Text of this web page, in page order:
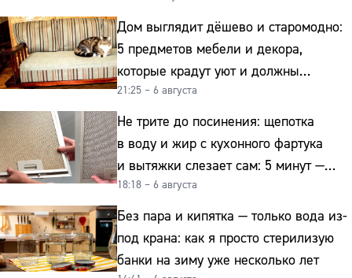
Дом выглядит дёшево и старомодно:
5 предметов мебели и декора,
которые крадут уют и должны
отправиться на свалку прямо сейчас
21:25 – 6 августа
Не трите до посинения: щепотка
в воду и жир с кухонного фартука
и вытяжки слезает сам: 5 минут —
и сверкает как новая
18:18 – 6 августа
Без пара и кипятка — только вода из-
под крана: как я просто стерилизую
банки на зиму уже несколько лет